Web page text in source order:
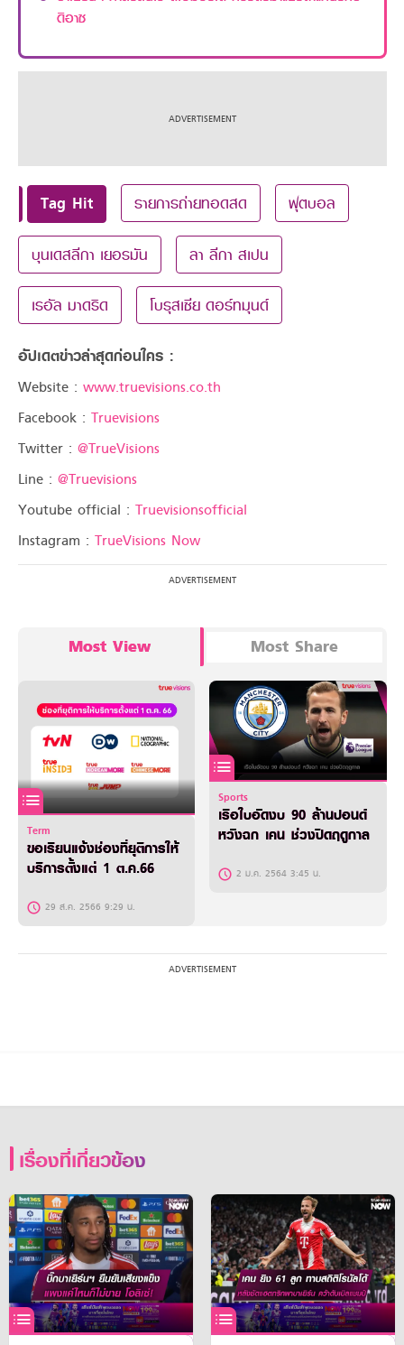
ดิอาซ
Tag Hit รายการถ่ายทอดสด ฟุตบอล
บุนเดสลีกา เยอรมัน ลา ลีกา สเปน
เรอัล มาดริด โบรุสเซีย ดอร์ทมุนด์
อัปเดตข่าวล่าสุดก่อนใคร :
Website : www.truevisions.co.th
Facebook : Truevisions
Twitter : @TrueVisions
Line : @Truevisions
Youtube official : Truevisionsofficial
Instagram : TrueVisions Now
Most View Most Share
Term
ขอเรียนแจ้งช่องที่ยุติการให้
บริการตั้งแต่ 1 ต.ค.66
29 ส.ค. 2566 9:29 น.
Sports
เรือใบอัดงบ 90 ล้านปอนด์
หวังฉก เคน ช่วงปิดฤดูกาล
2 ม.ค. 2564 3:45 น.
เรื่องที่เกี่ยวข้อง